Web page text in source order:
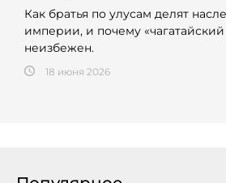
Как братья по улусам делят
империи, и почему
неизбежен.
18 июня 2026